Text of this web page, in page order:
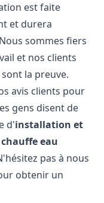
est faite
et durera
sommes fiers
et nos clients
la preuve.
avis clients pour
gens disent de
d'installation et
eau
pas à nous
obtenir un